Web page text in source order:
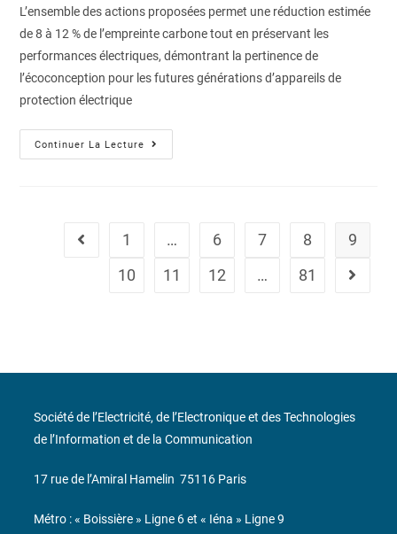
L’ensemble des actions proposées permet une réduction estimée
de 8 à 12 % de l’empreinte carbone tout en préservant les
performances électriques, démontrant la pertinence de
l’écoconception pour les futures générations d’appareils de
protection électrique
Continuer La Lecture
1 … 6 7 8
9
10
11 12 … 81
Société de l’Electricité, de l’Electronique et des Technologies
de l’Information et de la Communication
17 rue de l’Amiral Hamelin 75116 Paris
Métro : « Boissière » Ligne 6 et « Iéna » Ligne 9